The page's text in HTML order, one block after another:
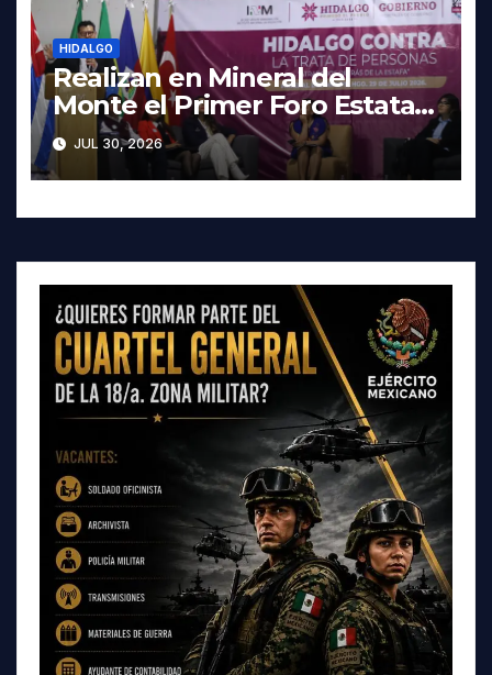
HIDALGO
Realizan en Mineral del
Monte el Primer Foro Estatal
contra la Trata de Personas
JUL 30, 2026